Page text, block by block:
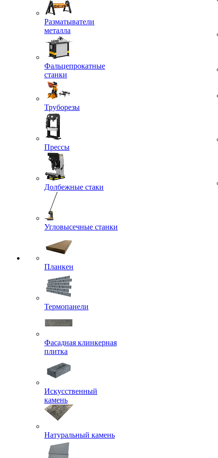
Разматыватели
металла
Фальцепрокатные
станки
Труборезы
Прессы
Долбежные стаки
Угловысечные станки
Планкен
Термопанели
Фасадная клинкерная
плитка
Искусственный
камень
Натуральный камень